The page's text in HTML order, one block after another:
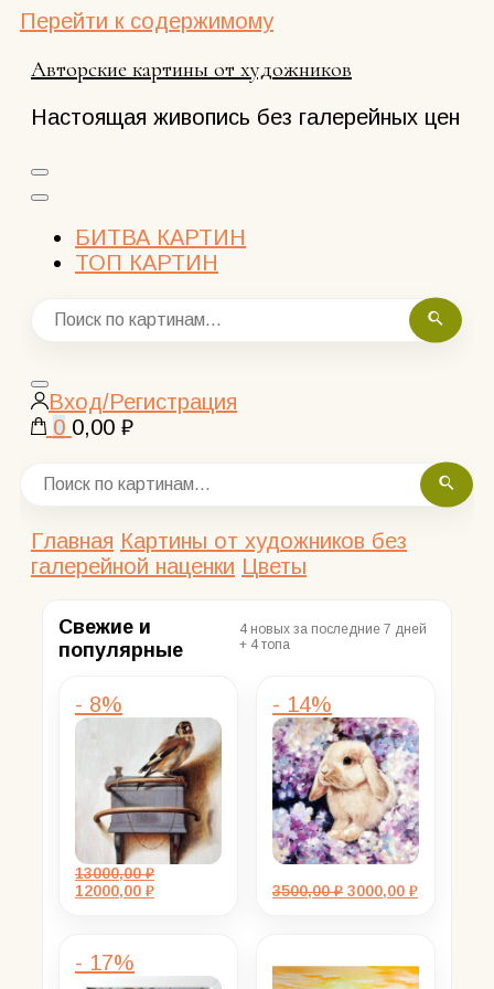
Перейти к содержимому
Авторские картины от художников
Настоящая живопись без галерейных цен
БИТВА КАРТИН
ТОП КАРТИН
Закрыть
поиск
Вход/Регистрация
0 0,00 ₽
Главная Картины от художников без
галерейной наценки Цветы
Свежие и
популярные
4 новых за последние 7 дней
+ 4 топа
- 8%
13000,00₽
Первоначальная
12000,00 ₽Текущая
- 14%
3500,00₽ Первоначальная
3000,00 ₽Текущая
- 17%